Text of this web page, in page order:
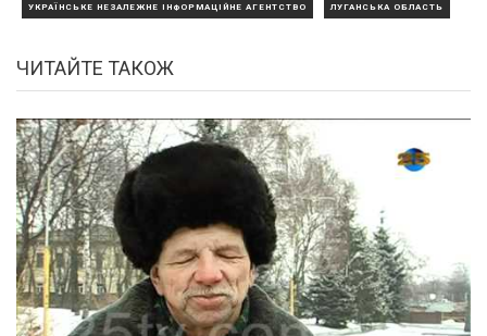
УКРАЇНСЬКЕ НЕЗАЛЕЖНЕ ІНФОРМАЦІЙНЕ АГЕНТСТВО ЛУГАНСЬКА ОБЛАСТЬ
ЧИТАЙТЕ ТАКОЖ